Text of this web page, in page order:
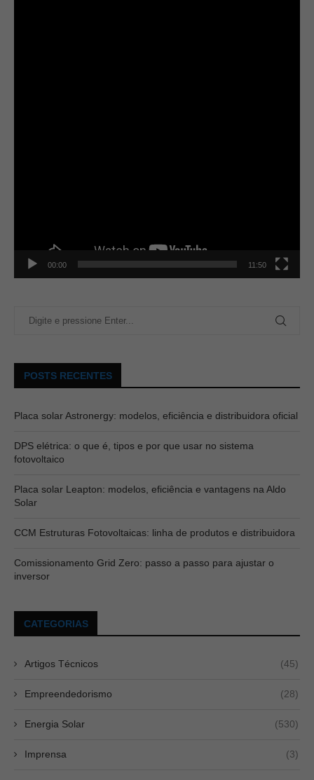
00:00 11:50
POSTS RECENTES
Placa solar Astronergy: modelos, eficiência e distribuidora oficial
DPS elétrica: o que é, tipos e por que usar no sistema
fotovoltaico
Placa solar Leapton: modelos, eficiência e vantagens na Aldo
Solar
CCM Estruturas Fotovoltaicas: linha de produtos e distribuidora
Comissionamento Grid Zero: passo a passo para ajustar o
inversor
CATEGORIAS
Artigos Técnicos (45)
Empreendedorismo (28)
Energia Solar (530)
Imprensa (3)